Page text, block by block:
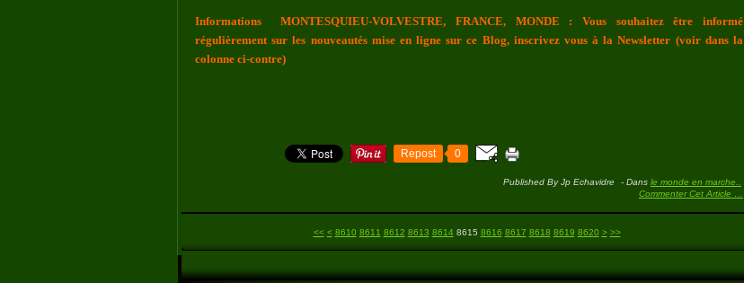
Informations MONTESQUIEU-VOLVESTRE, FRANCE, MONDE : Vous souhaitez être informé
régulièrement sur les nouveautés mise en ligne sur ce Blog, inscrivez vous à la Newsletter (voir dans la
colonne ci-contre)
Repost 0
Published By Jp Echavidre - Dans le monde en marche..
Commenter Cet Article …
<< < 8600
8610 8611 8612 8613 8614 8615 8616 8617 8618 8619 8620 8630
8640
8650
8660
8670
8680
8690
8700
8800
8900
9000
9100
9200
9300
9400
9500
9600
9700
9800
9900
10000
10100
10200
10300
10400
10500
10600
10700
10800
10900
11000
11100
11200
11300
11400
11500
11600
11700
11800
11900
12000
12100
12200
12300
> >>